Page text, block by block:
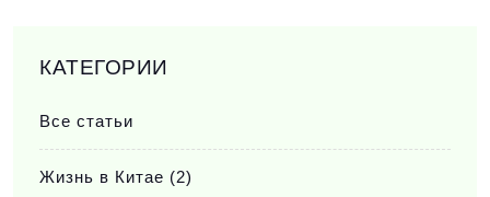
КАТЕГОРИИ
Все статьи
Жизнь в Китае (2)